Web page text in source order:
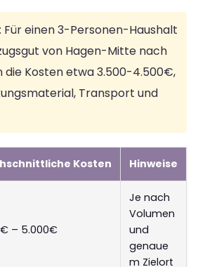
Für einen 3-Personen-Haushalt
von Hagen-Mitte nach
die Kosten etwa 3.500-4.500€,
Transport und
Kosten Hinweise
– 5.000€
Je nach
Volumen
und
genaue
m Zielort